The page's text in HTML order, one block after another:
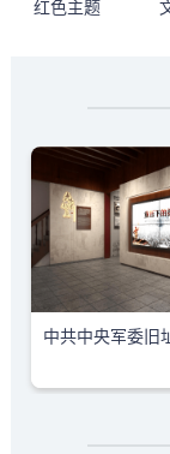
红色主题
中共中央军委旧